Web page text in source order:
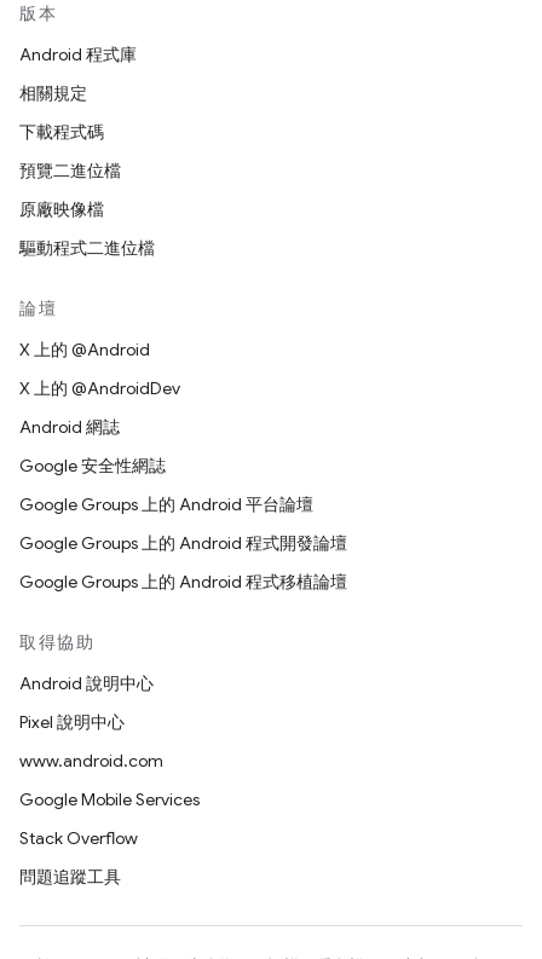
版本
Android 程式庫
相關規定
下載程式碼
預覽二進位檔
原廠映像檔
驅動程式二進位檔
論壇
X 上的 @Android
X 上的 @AndroidDev
Android 網誌
Google 安全性網誌
Google Groups 上的 Android 平台論壇
Google Groups 上的 Android 程式開發論壇
Google Groups 上的 Android 程式移植論壇
取得協助
Android 說明中心
Pixel 說明中心
www.android.com
Google Mobile Services
Stack Overflow
問題追蹤工具